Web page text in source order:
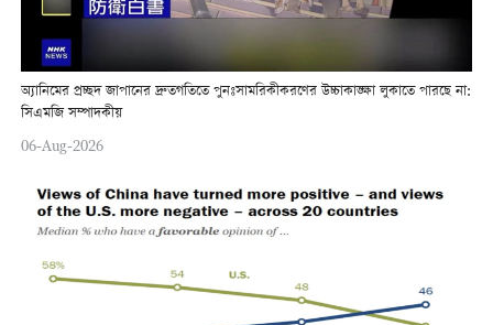
অ্যানিমের প্রচ্ছদ জাপানের দ্রুতগতিতে পুনঃসামরিকীকরণের উচ্চাকাঙ্ক্ষা লুকাতে পারছে না:
সিএমজি সম্পাদকীয়
06-Aug-2026